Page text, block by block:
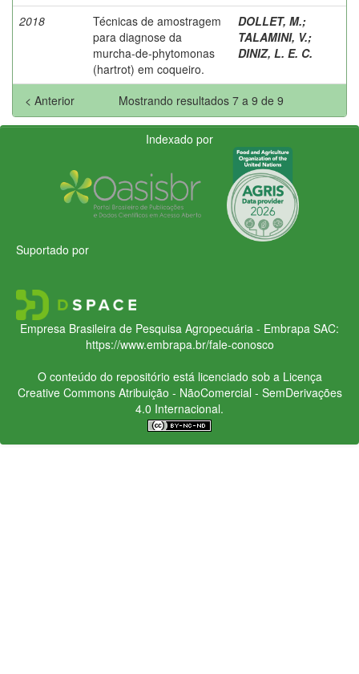
2018
Técnicas de amostragem
para diagnose da
murcha-de-phytomonas
(hartrot) em coqueiro.
DOLLET, M.;
TALAMINI, V.;
DINIZ, L. E. C.
Mostrando resultados 7 a 9 de 9
< Anterior
Indexado por
Suportado por
Empresa Brasileira de Pesquisa Agropecuária - Embrapa SAC:
https://www.embrapa.br/fale-conosco
O conteúdo do repositório está licenciado sob a Licença
Creative CommonsAtribuição - NãoComercial - SemDerivações
4.0 Internacional.